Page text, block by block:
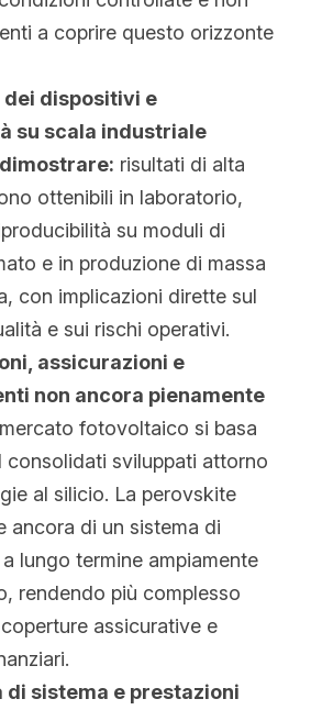
a coprire questo orizzonte
dispositivi e
su scala industriale
risultati di alta
ottenibili in laboratorio,
su moduli di
e in produzione di massa
con implicazioni dirette sul
e sui rischi operativi.
assicurazioni e
non ancora pienamente
fotovoltaico si basa
consolidati sviluppati attorno
al silicio. La perovskite
ancora di un sistema di
lungo termine ampiamente
rendendo più complesso
coperture assicurative e
sistema e prestazioni